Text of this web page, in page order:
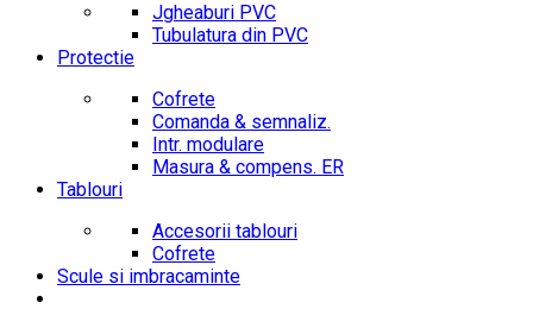
Jgheaburi PVC
Tubulatura din PVC
Protectie
Cofrete
Comanda & semnaliz.
Intr. modulare
Masura & compens. ER
Tablouri
Accesorii tablouri
Cofrete
Scule si imbracaminte